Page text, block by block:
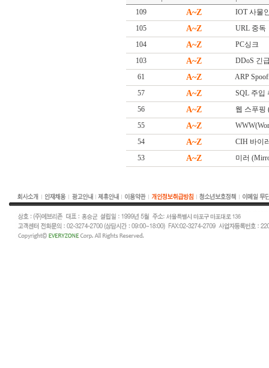
109
A~Z
IOT 사물
105
A~Z
URL 중독
104
A~Z
PC싱크
103
A~Z
DDoS 긴
61
A~Z
ARP
57
A~Z
SQL 주입
56
A~Z
웹 스푸핑
55
A~Z
54
A~Z
CIH 바이
53
A~Z 미러